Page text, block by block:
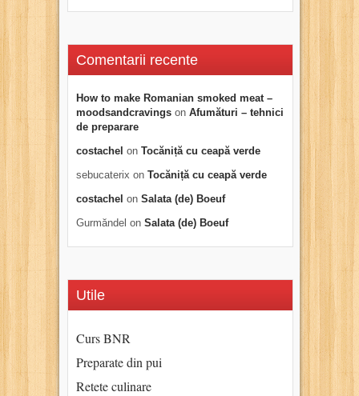
Comentarii recente
How to make Romanian smoked meat –
moodsandcravings on Afumături – tehnici
de preparare
costachel on Tocăniță cu ceapă verde
sebucaterix on Tocăniță cu ceapă verde
costachel on Salata (de) Boeuf
Gurmăndel on Salata (de) Boeuf
Utile
Curs BNR
Preparate din pui
Retete culinare